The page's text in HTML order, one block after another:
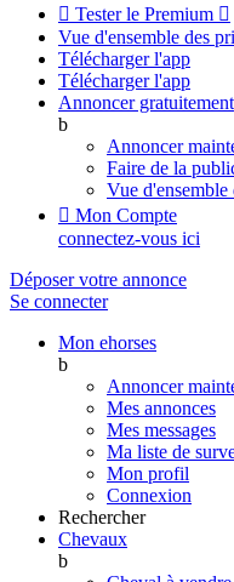
 Tester le Premium 
Vue d'ensemble des
Télécharger l'app
Télécharger l'app
Annoncer gratuitement
b
Annoncer
Faire de la
Vue d'ensemble
 Mon Compte
connectez-vous ici
Déposer votre annonce
Se connecter
Mon ehorses
b
Annoncer
Mes annonces
Mes messages
Ma liste de
Mon profil
Connexion
Rechercher
Chevaux
b